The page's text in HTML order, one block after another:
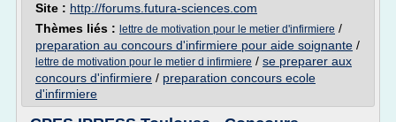
Site : http://forums.futura-sciences.com
Thèmes liés : lettre de motivation pour le metier d'infirmiere /
preparation au concours d'infirmiere pour aide soignante /
lettre de motivation pour le metier d infirmiere / se preparer aux
concours d'infirmiere / preparation concours ecole
d'infirmiere